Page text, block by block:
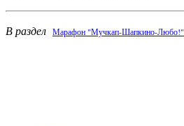
В раздел Марафон "Мучкап-Шапкино-Любо!"